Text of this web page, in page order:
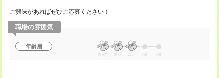
――――――――――――――――――――――――――
ご興味があればぜひご応募ください！
職場の雰囲気
年齢層
20代 30 40 50 60